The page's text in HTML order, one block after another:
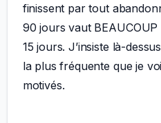
finissent par tout
90 jours vaut BEAUCOUP
15 jours. J’insiste là-
la plus fréquente que je
motivés.